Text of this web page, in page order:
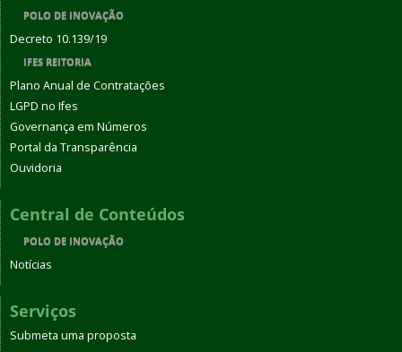
POLO DE INOVAÇÃO
Decreto 10.139/19
IFES REITORIA
Plano Anual de Contratações
LGPD no Ifes
Governança em Números
Portal da Transparência
Ouvidoria
Central de Conteúdos
POLO DE INOVAÇÃO
Notícias
Serviços
Submeta uma proposta